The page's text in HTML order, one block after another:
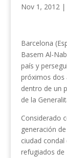
Nov 1, 2012|
Barcelona
Basem Al-
país y
próximos dos
dentro de un
de la
Considerado
generación
ciudad
refugiados de